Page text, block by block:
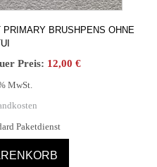
BRUSHPENS OHNE
€
Preis: 12,00 €Aktueller
MwSt.
Paketdienst